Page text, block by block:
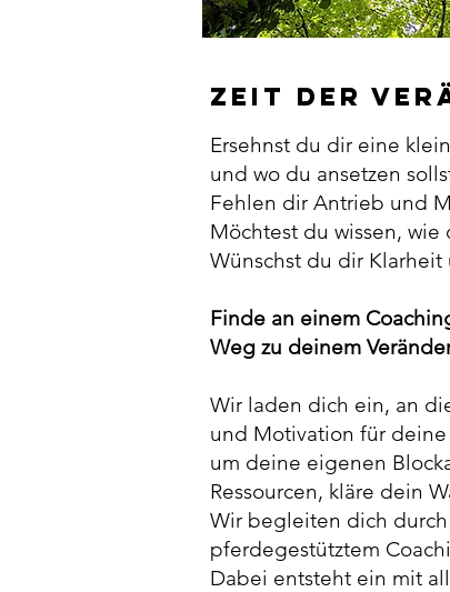
Zeit der
Ersehnst du dir eine
und wo du ansetzen
Fehlen dir Antrieb und
Möchtest du wissen,
Wünschst du dir
Finde an einem
Weg zu deinem
Wir laden dich ein, an
und Motivation für
um deine eigenen
Ressourcen, kläre dein
Wir begleiten dich
pferdegestütztem
Dabei entsteht ein mit